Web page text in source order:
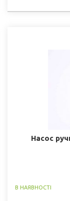
Насос
В НАЯВНОСТІ